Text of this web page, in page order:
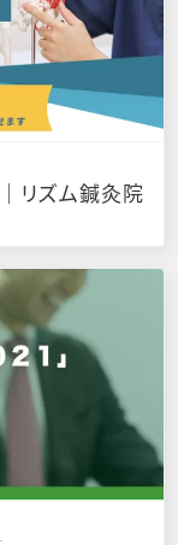
リズム鍼灸院